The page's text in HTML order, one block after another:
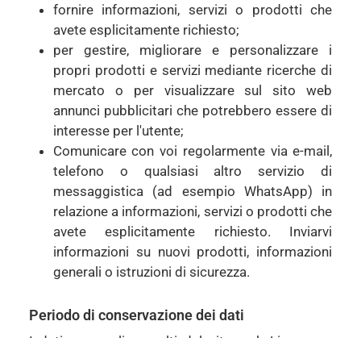
fornire informazioni, servizi o prodotti che
avete esplicitamente richiesto;
per gestire, migliorare e personalizzare i
propri prodotti e servizi mediante ricerche di
mercato o per visualizzare sul sito web
annunci pubblicitari che potrebbero essere di
interesse per l'utente;
Comunicare con voi regolarmente via e-mail,
telefono o qualsiasi altro servizio di
messaggistica (ad esempio WhatsApp) in
relazione a informazioni, servizi o prodotti che
avete esplicitamente richiesto. Inviarvi
informazioni su nuovi prodotti, informazioni
generali o istruzioni di sicurezza.
Periodo di conservazione dei dati